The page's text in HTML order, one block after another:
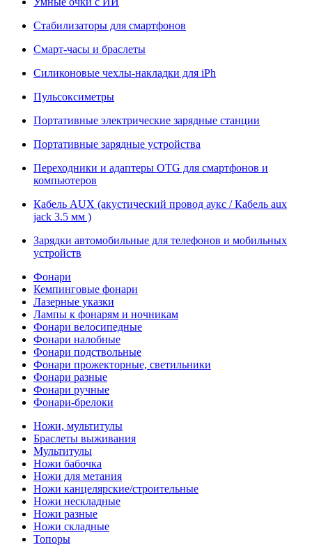
Стабилизаторы для смартфонов
Смарт-часы и браслеты
Силиконовые чехлы-накладки для iPh
Пульсоксиметры
Портативные электрические зарядные станции
Портативные зарядные устройства
Переходники и адаптеры OTG для смартфонов и
компьютеров
Кабель AUX (акустический провод аукс / Кабель aux
jack 3.5 мм )
Зарядки автомобильные для телефонов и мобильных
устройств
Фонари
Кемпинговые фонари
Лазерные указки
Лампы к фонарям и ночникам
Фонари велосипедные
Фонари налобные
Фонари подствольные
Фонари прожекторные, светильники
Фонари разные
Фонари ручные
Фонари-брелоки
Ножи, мультитулы
Браслеты выживания
Мультитулы
Ножи бабочка
Ножи для метания
Ножи канцелярские/строительные
Ножи нескладные
Ножи разные
Ножи складные
Топоры